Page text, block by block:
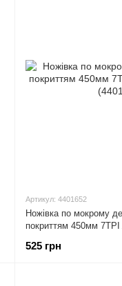
Артикул: 4401652
Ножівка по мокрому
покриттям 450мм
525 грн